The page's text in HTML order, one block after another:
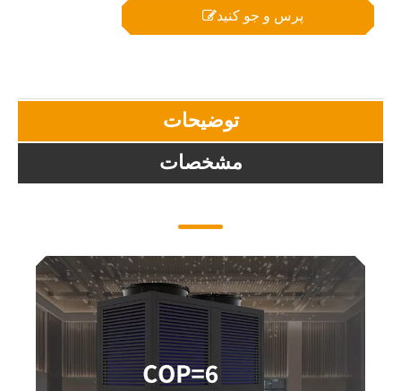
پرس و جو کنید
توضیحات
مشخصات